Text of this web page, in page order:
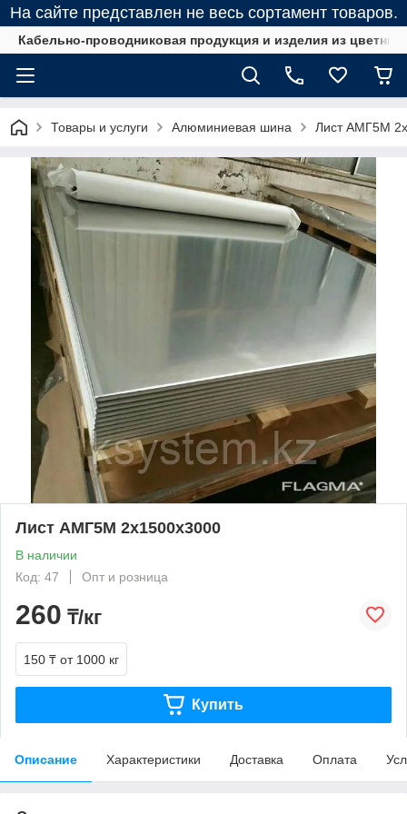
На сайте представлен не весь сортамент товаров.
Кабельно-проводниковая продукция и изделия из
Товары и услуги Алюминиевая шина Лист АМГ5М
Лист АМГ5М 2х1500х3000
В наличии
Код: 47
Опт и розница
260 ₸/кг
150 ₸ от 1000 кг
Купить
Описание Характеристики Доставка Оплата